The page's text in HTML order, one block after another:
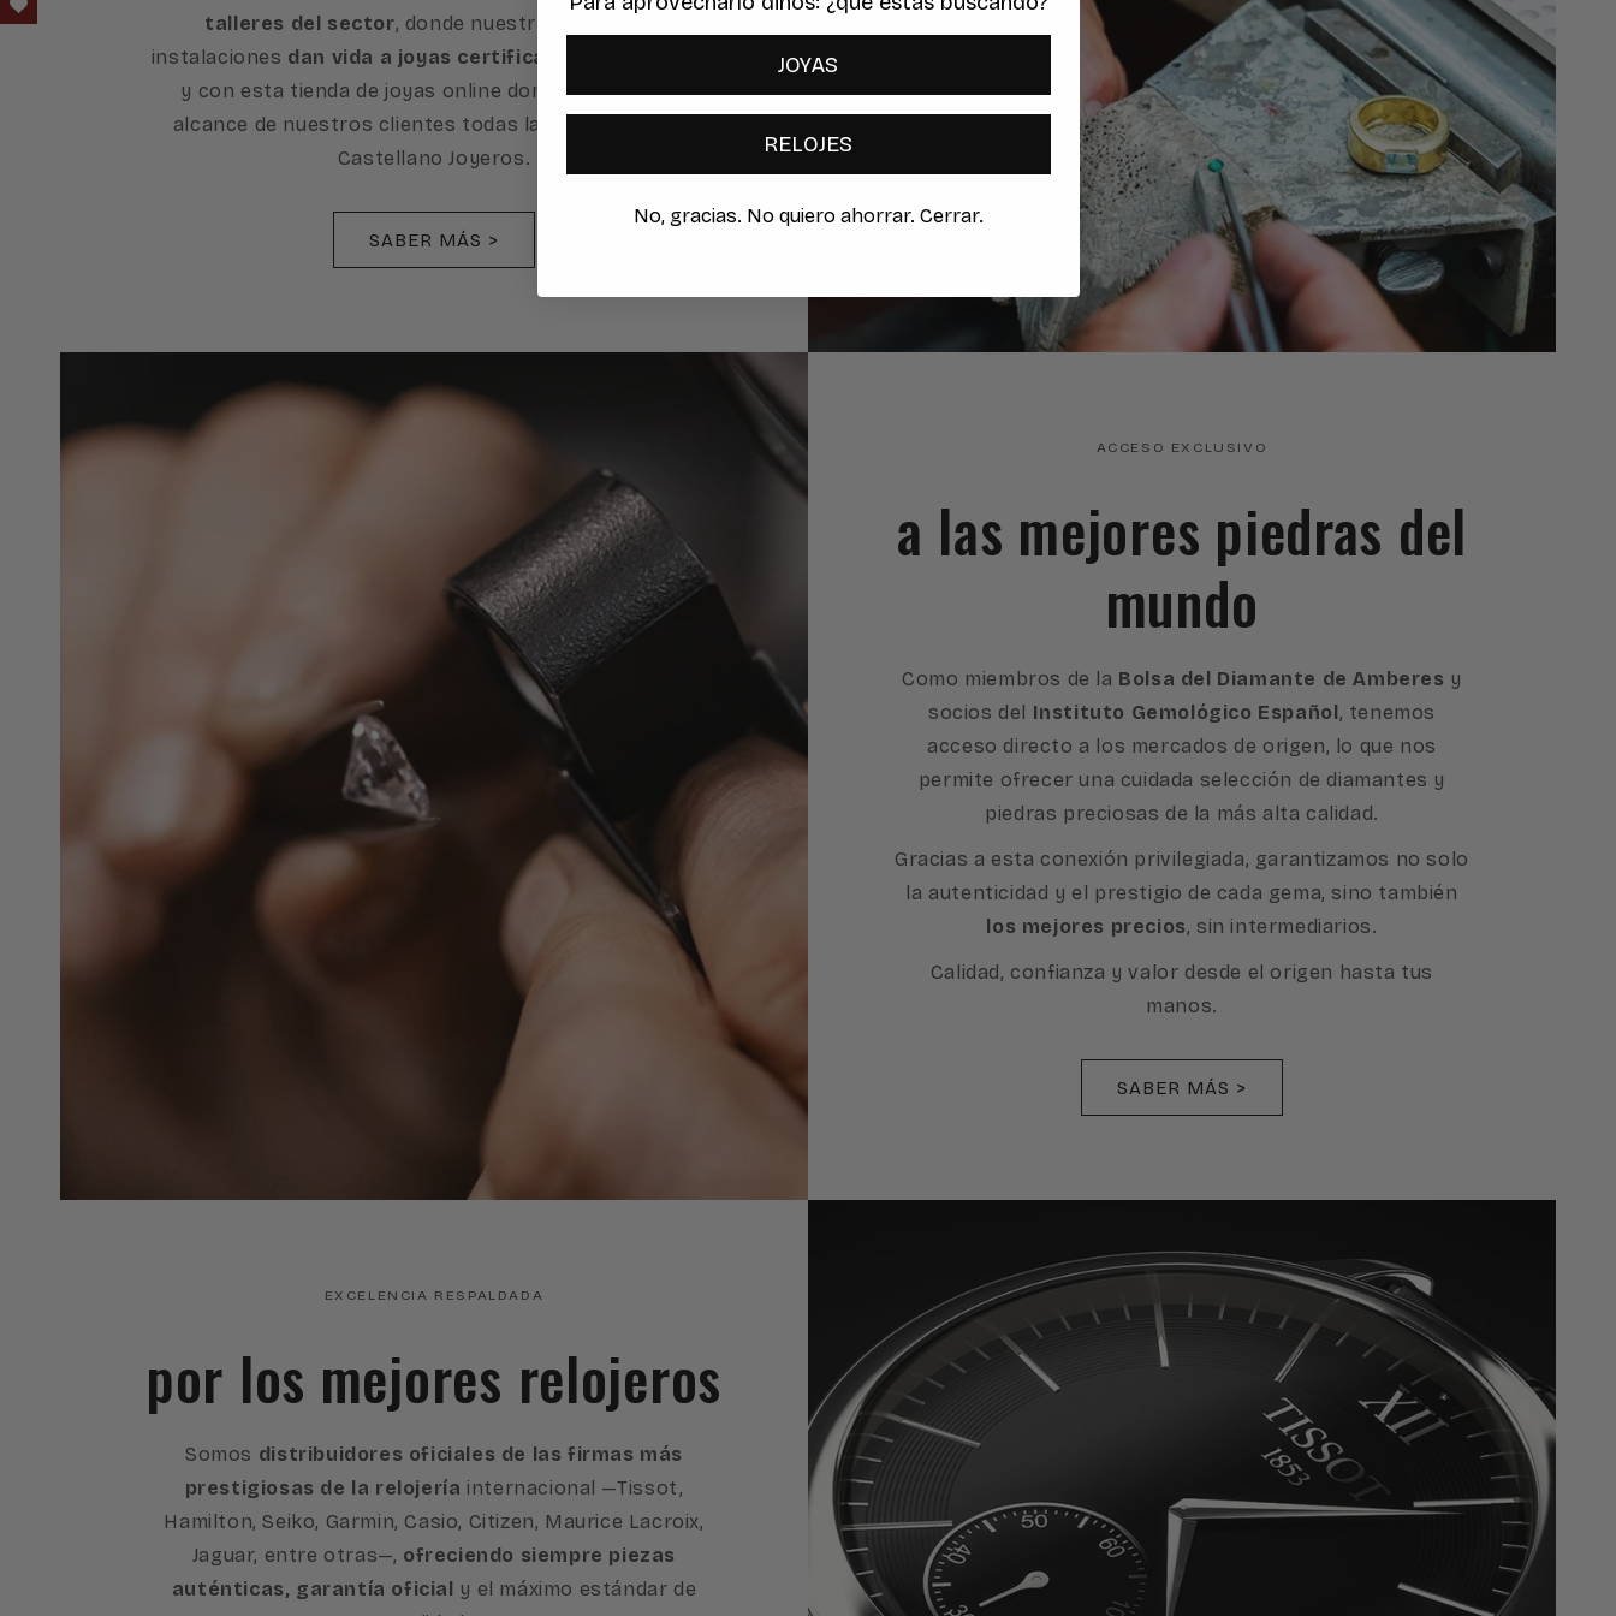
talleres del sector, donde nuestras modernas
instalaciones dan vida a joyas certificadas inigualables
y con esta tienda de joyas online donde ponemos al
alcance de nuestros clientes todas las creaciones de
Castellano Joyeros.
SABER MÁS >
ACCESO EXCLUSIVO
a las mejores piedras del
mundo
Como miembros de la Bolsa del Diamante de Amberes y
socios del Instituto Gemológico Español , tenemos
acceso directo a los mercados de origen, lo que nos
permite ofrecer una cuidada selección de diamantes y
piedras preciosas de la más alta calidad.
Gracias a esta conexión privilegiada, garantizamos no solo
la autenticidad y el prestigio de cada gema, sino también
los mejores precios, sin intermediarios.
Calidad, confianza y valor desde el origen hasta tus
manos.
SABER MÁS >
EXCELENCIA RESPALDADA
por los mejores relojeros
Somos distribuidores oficiales de las firmas más
prestigiosas de la relojería internacional —Tissot,
Hamilton, Seiko, Garmin, Casio, Citizen, Maurice Lacroix,
Jaguar, entre otras—, ofreciendo siempre piezas
auténticas, garantía oficial
y el máximo estándar de
JOYAS
RELOJES
No, gracias. No quiero ahorrar. Cerrar.